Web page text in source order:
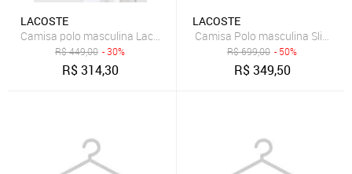
LACOSTE
Camisa polo masculina Lacoste mescla
R$449,00 - 30%
R$314,30
LACOSTE
Camisa Polo masculina Slim Fit
R$699,00 - 50%
R$349,50